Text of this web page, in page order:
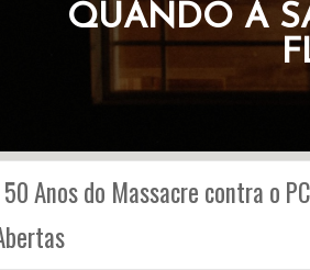
OS QUE
DA
Anos do Massacre contra o